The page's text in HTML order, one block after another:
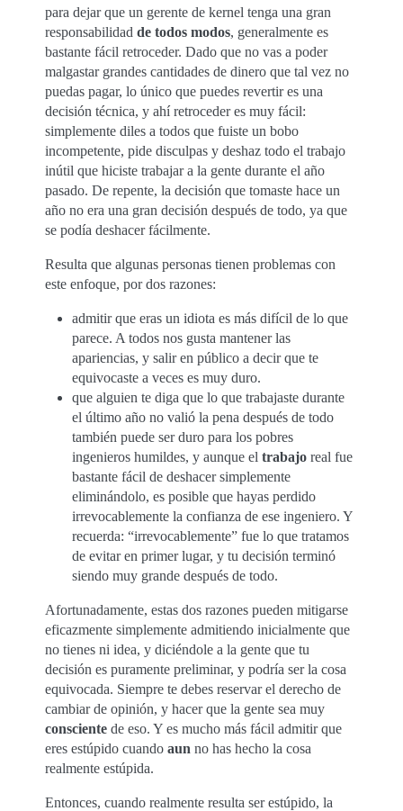
para dejar que un gerente de kernel tenga una gran
responsabilidad de todos modos, generalmente es
bastante fácil retroceder. Dado que no vas a poder
malgastar grandes cantidades de dinero que tal vez no
puedas pagar, lo único que puedes revertir es una
decisión técnica, y ahí retroceder es muy fácil:
simplemente diles a todos que fuiste un bobo
incompetente, pide disculpas y deshaz todo el trabajo
inútil que hiciste trabajar a la gente durante el año
pasado. De repente, la decisión que tomaste hace un
año no era una gran decisión después de todo, ya que
se podía deshacer fácilmente.
Resulta que algunas personas tienen problemas con
este enfoque, por dos razones:
admitir que eras un idiota es más difícil de lo que
parece. A todos nos gusta mantener las
apariencias, y salir en público a decir que te
equivocaste a veces es muy duro.
que alguien te diga que lo que trabajaste durante
el último año no valió la pena después de todo
también puede ser duro para los pobres
ingenieros humildes, y aunque el trabajo real fue
bastante fácil de deshacer simplemente
eliminándolo, es posible que hayas perdido
irrevocablemente la confianza de ese ingeniero. Y
recuerda: “irrevocablemente” fue lo que tratamos
de evitar en primer lugar, y tu decisión terminó
siendo muy grande después de todo.
Afortunadamente, estas dos razones pueden mitigarse
eficazmente simplemente admitiendo inicialmente que
no tienes ni idea, y diciéndole a la gente que tu
decisión es puramente preliminar, y podría ser la cosa
equivocada. Siempre te debes reservar el derecho de
cambiar de opinión, y hacer que la gente sea muy
consciente de eso. Y es mucho más fácil admitir que
eres estúpido cuando aun no has hecho la cosa
realmente estúpida.
Entonces, cuando realmente resulta ser estúpido, la